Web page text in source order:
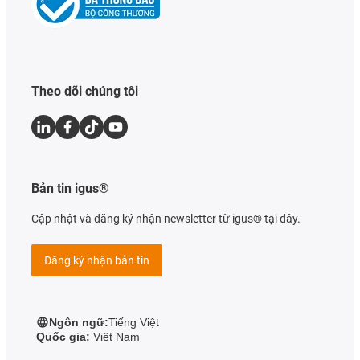
Theo dõi chúng tôi
Bản tin igus®
Cập nhật và đăng ký nhận newsletter từ igus® tại đây.
Đăng ký nhận bản tin
Ngôn ngữ:Tiếng Việt
Quốc gia: Việt Nam